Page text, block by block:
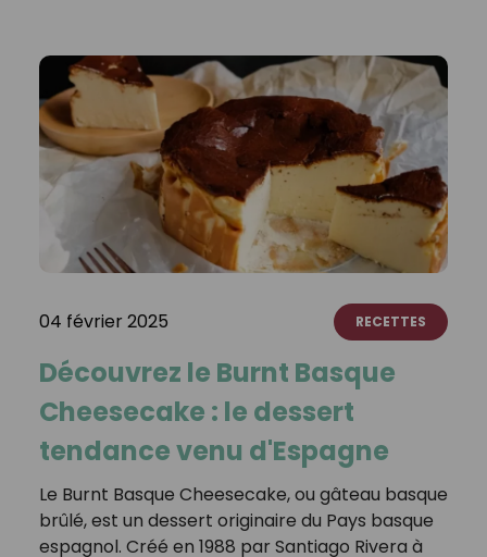
04 février 2025 RECETTES
Découvrez le Burnt Basque
Cheesecake : le dessert
tendance venu d'Espagne
Le Burnt Basque Cheesecake, ou gâteau basque
brûlé, est un dessert originaire du Pays basque
espagnol. Créé en 1988 par Santiago Rivera à